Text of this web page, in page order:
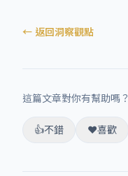
← 返回洞察觀點
這篇文章對你有幫助嗎？
👍不錯 ❤️喜歡